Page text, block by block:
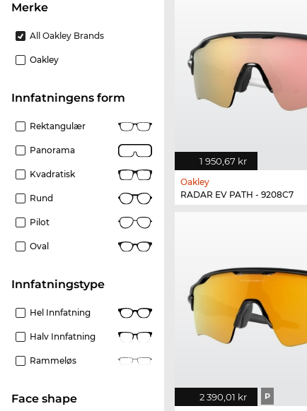
merke
All Oakley Brands
Oakley
Innfatningens form
Rektangulær
Panorama
Kvadratisk
Rund
Pilot
Oval
Innfatningstype
Hel Innfatning
Halv Innfatning
Rammeløs
Face shape
1 950,67 kr
Oakley
RADAR EV PATH - 9208C7
2 390,01 kr P